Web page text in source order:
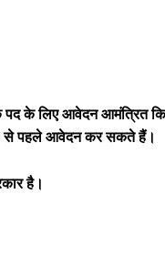
पद के लिए आवेदन आमंत्रित
से पहले आवेदन कर सकते हैं।
है।